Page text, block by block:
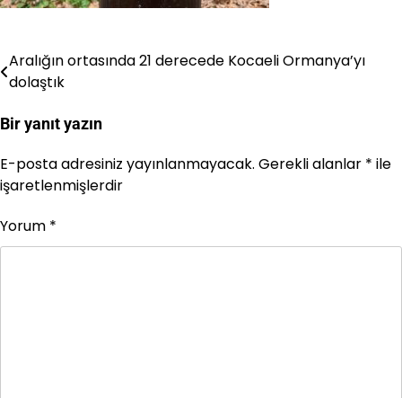
Yazı
gezinmesi
Aralığın ortasında 21 derecede Kocaeli Ormanya’yı
dolaştık
Bir yanıt yazın
E-posta adresiniz yayınlanmayacak. Gerekli alanlar * ile
işaretlenmişlerdir
Yorum *